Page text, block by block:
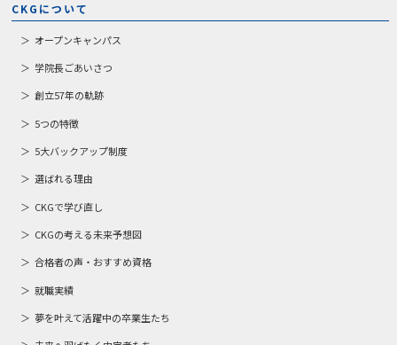
CKGについて
オープンキャンパス
学院長ごあいさつ
創立57年の軌跡
5つの特徴
5大バックアップ制度
選ばれる理由
CKGで学び直し
CKGの考える未来予想図
合格者の声・おすすめ資格
就職実績
夢を叶えて活躍中の卒業生たち